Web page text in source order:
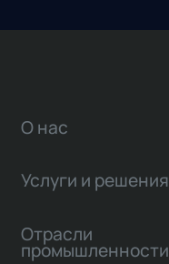
О нас
Услуги и решения
Отрасли
промышленности